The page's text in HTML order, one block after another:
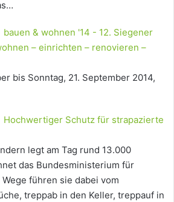
bauen & wohnen '14 - 12. Siegener
– einrichten – renovieren –
bis Sonntag, 21. September 2014,
Hochwertiger Schutz für strapazierte
legt am Tag rund 13.000
das Bundesministerium für
führen sie dabei vom
treppab in den Keller, treppauf in